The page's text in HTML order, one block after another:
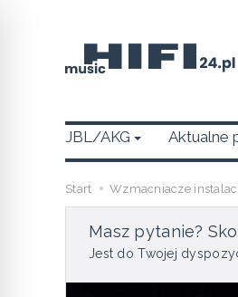
JBL/AKG Aktualne
Start Wzmacniacze
Masz pytanie?
Jest do Twojej